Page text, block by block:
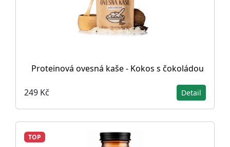
Proteinová ovesná kaše - Kokos s čokoládou
249 Kč Detail
TOP